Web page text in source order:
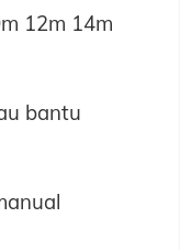
12m 14m
bantu